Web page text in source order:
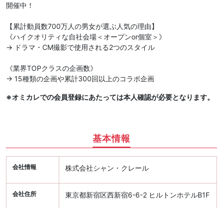
開催中！
【累計動員数700万人の男女が選ぶ人気の理由】
《ハイクオリティな自社会場＜オープンor個室＞》
→ ドラマ・CM撮影で使用される2つのスタイル
《業界TOPクラスの企画数》
→ 15種類の企画や累計300回以上のコラボ企画
※オミカレでの会員登録にあたっては本人確認が必要となります。
基本情報
会社情報 株式会社シャン・クレール
会社住所 東京都新宿区西新宿6-6-2 ヒルトンホテルB1F